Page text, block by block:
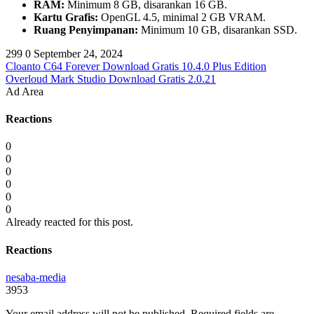
RAM: Minimum 8 GB, disarankan 16 GB.
Kartu Grafis: OpenGL 4.5, minimal 2 GB VRAM.
Ruang Penyimpanan: Minimum 10 GB, disarankan SSD.
299 0 September 24, 2024
Cloanto C64 Forever Download Gratis 10.4.0 Plus Edition
Overloud Mark Studio Download Gratis 2.0.21
Ad Area
Reactions
0
0
0
0
0
0
Already reacted for this post.
Reactions
nesaba-media
3953